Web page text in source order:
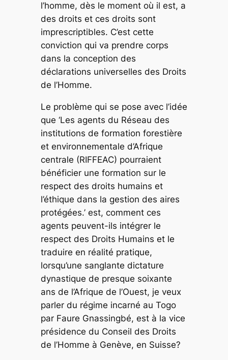
l’homme, dès le moment où il est, a
des droits et ces droits sont
imprescriptibles. C’est cette
conviction qui va prendre corps
dans la conception des
déclarations universelles des Droits
de l’Homme.
Le problème qui se pose avec l’idée
que ‘Les agents du Réseau des
institutions de formation forestière
et environnementale d’Afrique
centrale (RIFFEAC) pourraient
bénéficier une formation sur le
respect des droits humains et
l’éthique dans la gestion des aires
protégées.’ est, comment ces
agents peuvent-ils intégrer le
respect des Droits Humains et le
traduire en réalité pratique,
lorsqu’une sanglante dictature
dynastique de presque soixante
ans de l’Afrique de l’Ouest, je veux
parler du régime incarné au Togo
par Faure Gnassingbé, est à la vice
présidence du Conseil des Droits
de l’Homme à Genève, en Suisse?